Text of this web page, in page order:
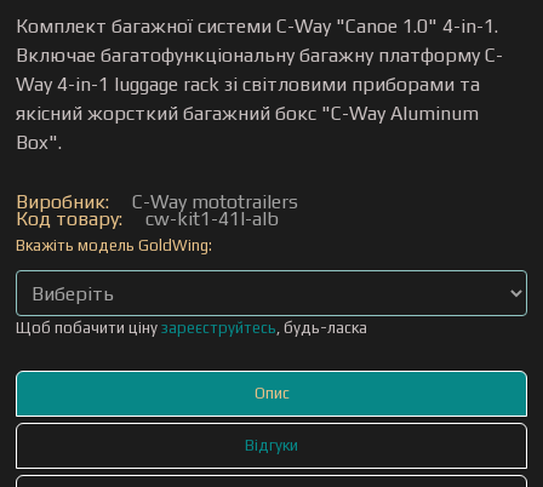
Комплект багажної системи C-Way "Canoe 1.0" 4-in-1.
Включае багатофункціональну багажну платформу C-
Way 4-in-1 luggage rack зі світловими приборами та
якісний жорсткий багажний бокс "C-Way Aluminum
Box".
Виробник: C-Way mototrailers
Код товару: cw-kit1-41l-alb
Вкажіть модель GoldWing:
Щоб побачити цінузареєструйтесь, будь-ласка
Опис
Відгуки